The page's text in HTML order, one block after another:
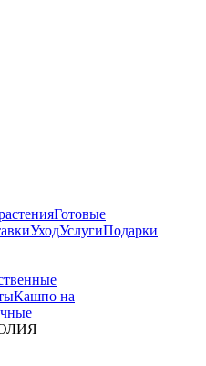
Готовые
УходУслугиПодарки
Кашпо на